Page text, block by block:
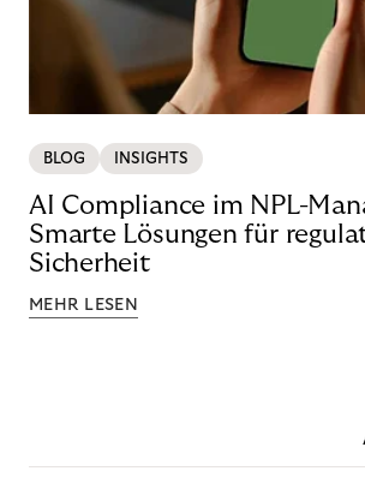
BLOG INSIGHTS
AI Compliance im NPL-
Smarte Lösungen für
Sicherheit
MEHR LESEN